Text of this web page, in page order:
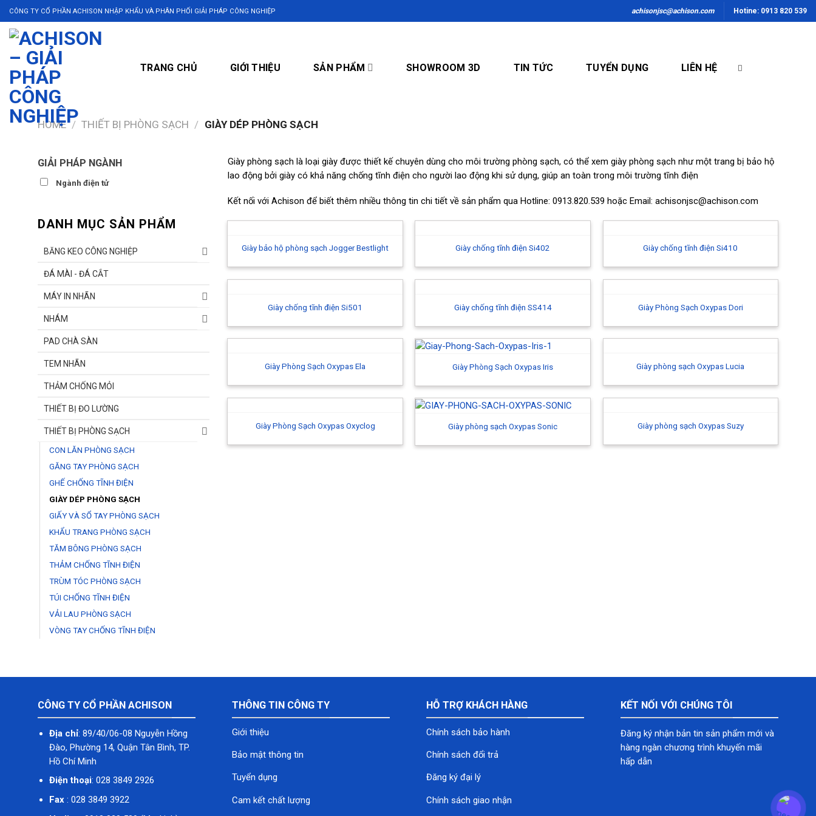
Skip
to
content
CÔNG TY CỔ PHẦN ACHISON NHẬP KHẨU VÀ PHÂN PHỐI GIẢI PHÁP CÔNG NGHIỆP achisonjsc@achison.com Hotine: 0913 820 539
TRANG CHỦ GIỚI THIỆU SẢN PHẨM SHOWROOM 3D TIN TỨC TUYỂN DỤNG LIÊN HỆ
HOME / THIẾT BỊ PHÒNG SẠCH / GIÀY DÉP PHÒNG SẠCH
GIẢI PHÁP NGÀNH
Ngành điện tử
DANH MỤC SẢN PHẨM
BĂNG KEO CÔNG NGHIỆP
ĐÁ MÀI - ĐÁ CẮT
MÁY IN NHÃN
NHÁM
PAD CHÀ SÀN
TEM NHÃN
THẢM CHỐNG MỎI
THIẾT BỊ ĐO LƯỜNG
THIẾT BỊ PHÒNG SẠCH
CON LĂN PHÒNG SẠCH
GĂNG TAY PHÒNG SẠCH
GHẾ CHỐNG TĨNH ĐIỆN
GIÀY DÉP PHÒNG SẠCH
GIẤY VÀ SỔ TAY PHÒNG SẠCH
KHẨU TRANG PHÒNG SẠCH
TĂM BÔNG PHÒNG SẠCH
THẢM CHỐNG TĨNH ĐIỆN
TRÙM TÓC PHÒNG SẠCH
TÚI CHỐNG TĨNH ĐIỆN
VẢI LAU PHÒNG SẠCH
VÒNG TAY CHỐNG TĨNH ĐIỆN
Giày phòng sạch là loại giày được thiết kế chuyên dùng cho môi trường phòng sạch, có thể xem giày phòng sạch như một trang bị bảo hộ
lao động bởi giày có khả năng chống tĩnh điện cho người lao động khi sử dụng, giúp an toàn trong môi trường tĩnh điện
Kết nối với Achison để biết thêm nhiều thông tin chi tiết về sản phẩm qua Hotline: 0913.820.539 hoặc Email: achisonjsc@achison.com
Giày bảo hộ phòng sạch Jogger Bestlight Giày chống tĩnh điện Si402 Giày chống tĩnh điện Si410
Giày chống tĩnh điện Si501 Giày chống tĩnh điện SS414 Giày Phòng Sạch Oxypas Dori
Giày Phòng Sạch Oxypas Ela Giày Phòng Sạch Oxypas Iris Giày phòng sạch Oxypas Lucia
Giày Phòng Sạch Oxypas Oxyclog Giày phòng sạch Oxypas Sonic Giày phòng sạch Oxypas Suzy
CÔNG TY CỔ PHẦN ACHISON
Địa chỉ: 89/40/06-08 Nguyễn Hồng
Đào, Phường 14, Quận Tân Bình, TP.
Hồ Chí Minh
Điện thoại: 028 3849 2926
Fax : 028 3849 3922
THÔNG TIN CÔNG TY
Giới thiệu
Bảo mật thông tin
Tuyển dụng
Cam kết chất lượng
HỖ TRỢ KHÁCH HÀNG
Chính sách bảo hành
Chính sách đổi trả
Đăng ký đại lý
Chính sách giao nhận
KẾT NỐI VỚI CHÚNG TÔI
Đăng ký nhận bản tin sản phẩm mới và
hàng ngàn chương trình khuyến mãi
hấp dẫn